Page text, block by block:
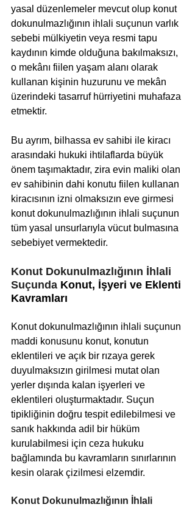
yasal düzenlemeler mevcut olup konut
dokunulmazlığının ihlali suçunun varlık
sebebi mülkiyetin veya resmi tapu
kaydının kimde olduğuna bakılmaksızı,
o mekânı fiilen yaşam alanı olarak
kullanan kişinin huzurunu ve mekân
üzerindeki tasarruf hürriyetini muhafaza
etmektir.
Bu ayrım, bilhassa ev sahibi ile kiracı
arasındaki hukuki ihtilaflarda büyük
önem taşımaktadır, zira evin maliki olan
ev sahibinin dahi konutu fiilen kullanan
kiracısının izni olmaksızın eve girmesi
konut dokunulmazlığının ihlali suçunun
tüm yasal unsurlarıyla vücut bulmasına
sebebiyet vermektedir.
Konut Dokunulmazlığının İhlali
Suçunda Konut, İşyeri ve Eklenti
Kavramları
Konut dokunulmazlığının ihlali suçunun
maddi konusunu konut, konutun
eklentileri ve açık bir rızaya gerek
duyulmaksızın girilmesi mutat olan
yerler dışında kalan işyerleri ve
eklentileri oluşturmaktadır. Suçun
tipikliğinin doğru tespit edilebilmesi ve
sanık hakkında adil bir hüküm
kurulabilmesi için ceza hukuku
bağlamında bu kavramların sınırlarının
kesin olarak çizilmesi elzemdir.
Konut Dokunulmazlığının İhlali